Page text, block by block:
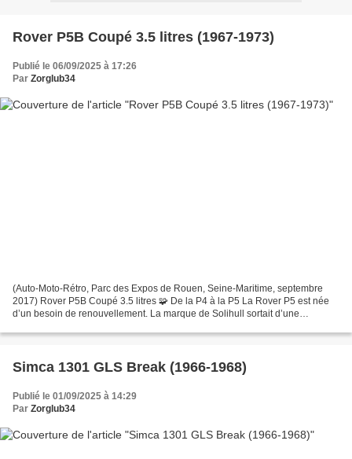
Rover P5B Coupé 3.5 litres (1967-1973)
Publié le 06/09/2025 à 17:26
Par Zorglub34
(Auto-Moto-Rétro, Parc des Expos de Rouen, Seine-Maritime, septembre
2017) Rover P5B Coupé 3.5 litres 🧩 De la P4 à la P5 La Rover P5 est née
d’un besoin de renouvellement. La marque de Solihull sortait d’une
Simca 1301 GLS Break (1966-1968)
Publié le 01/09/2025 à 14:29
Par Zorglub34